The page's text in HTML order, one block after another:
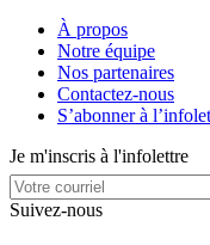
À propos
Notre équipe
Nos partenaires
Contactez-nous
S’abonner à
Je m'inscris à l'infolettre
Suivez-nous